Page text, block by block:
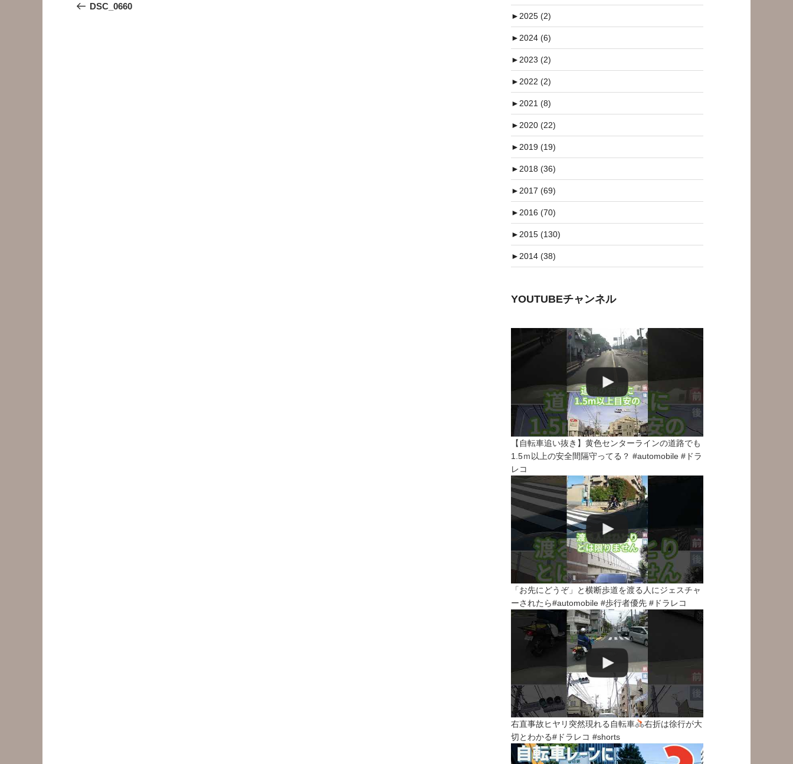
稿
の
DSC_0660
►2025 (2)
►2024 (6)
►2023 (2)
►2022 (2)
►2021 (8)
►2020 (22)
►2019 (19)
►2018 (36)
►2017 (69)
►2016 (70)
►2015 (130)
►2014 (38)
YOUTUBEチャンネル
【自転車追い抜き】黄色センターラインの道路でも
1.5ｍ以上の安全間隔守ってる？ #automobile #ドラ
レコ
「お先にどうぞ」と横断歩道を渡る人にジェスチャ
ーされたら#automobile #歩行者優先 #ドラレコ
右直事故ヒヤリ突然現れる自転車
右折は徐行が大
切とわかる#ドラレコ #shorts